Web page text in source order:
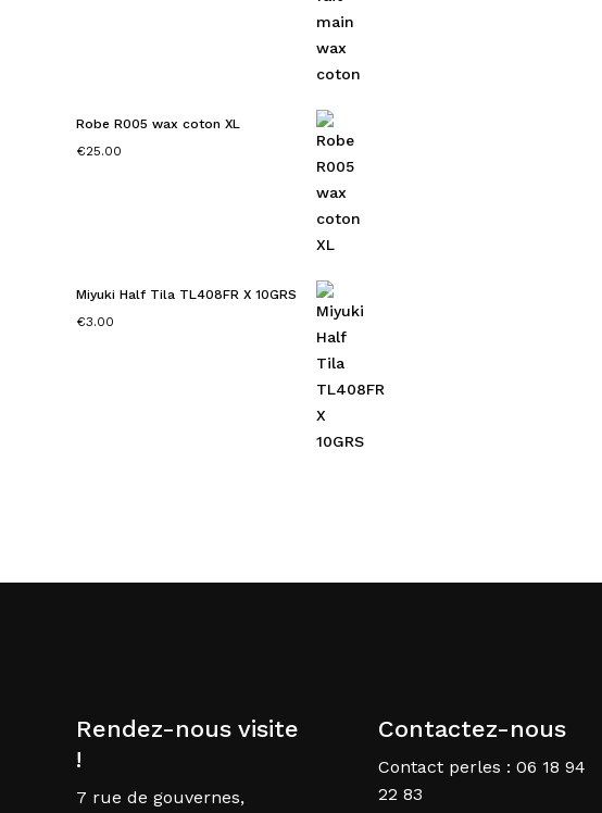
Robe R005 wax coton XL
€25.00
Miyuki Half Tila TL408FR X 10GRS
€3.00
Rendez-nous visite
!
7 rue de gouvernes,
Contactez-nous
Contact perles : 06 18 94
22 83